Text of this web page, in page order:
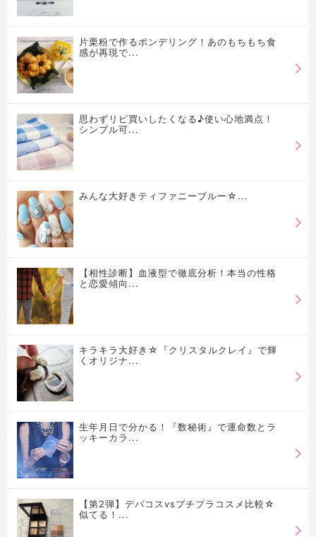
片栗粉で作るポンデリング！あのもちもち食
感が再現で...
思わずリピ買いしたくなる♪使い心地満点！
シンプル可...
みんな大好きティファニーブルー☆...
【相性診断】血液型で徹底分析！本当の性格
と恋愛傾向...
キラキラ大好き☆『クリスタルクレイ』で輝
くオリジナ...
生年月日で分かる！『数秘術』で運命数とラ
ッキーカラ...
【第2弾】デパコスvsプチプラコスメ比較☆
似てる！...